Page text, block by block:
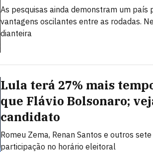
As pesquisas ainda demonstram um país
vantagens oscilantes entre as rodadas.
dianteira
Lula terá 27% mais
que Flávio Bolsonaro;
candidato
Romeu Zema, Renan Santos e outros
participação no horário eleitoral